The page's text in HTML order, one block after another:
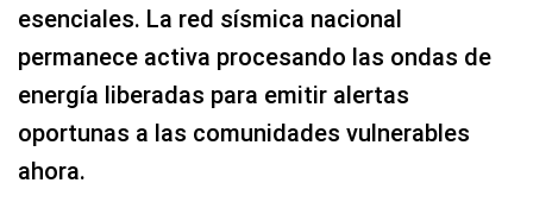
esenciales. La red sísmica nacional
permanece activa procesando las ondas de
energía liberadas para emitir alertas
oportunas a las comunidades vulnerables
ahora.